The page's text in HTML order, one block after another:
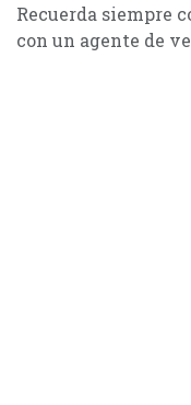
Recuerda siempre
con un agente de